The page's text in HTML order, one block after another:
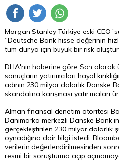
Morgan Stanley Türkiye eski
“Deutsche Bank hisse değerinin
tüm dünya için büyük bir risk
DHA'nın haberine göre Son olarak
sonuçların yatırımcıları hayal
adının 230 milyar dolarlık Danske
skandalına karışması yatırımcıları
Alman finansal denetim otoritesi
Danimarka merkezli Danske
gerçekleştirilen 230 milyar dolarlık
oynadığına dair bilgi istedi.
verilerin değerlendirilmesinden
resmi bir soruşturma açıp